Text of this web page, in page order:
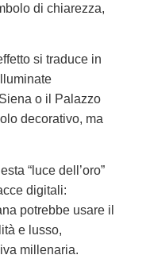
di chiarezza,
si traduce in
o il Palazzo
decorativo, ma
“luce dell’oro”
digitali:
potrebbe usare il
e lusso,
millenaria.